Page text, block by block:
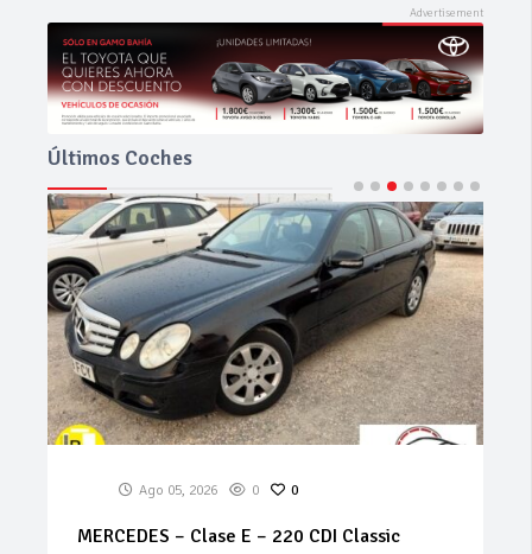
Últimos Coches
CDI Classic GALLOPER – Exceed